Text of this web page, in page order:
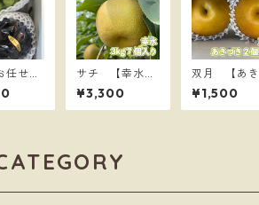
任せ2
サイ
サチ 【幸水】
3kg ７個入
り 80サイズ
¥3,300
双月 【あ
き】2個入
0サイズ
¥1,500